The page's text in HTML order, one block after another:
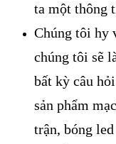
ta một thông
Chúng tôi hy
chúng tôi sẽ
bất kỳ câu
sản phẩm
trận, bóng